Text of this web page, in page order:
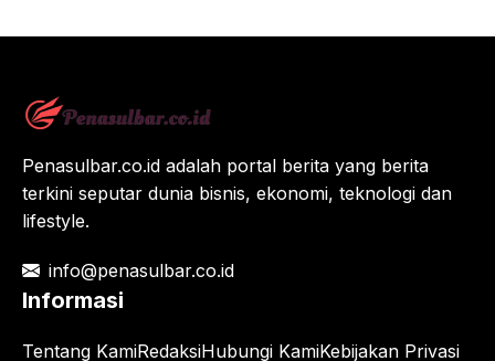
Penasulbar.co.id adalah portal berita yang berita
terkini seputar dunia bisnis, ekonomi, teknologi dan
lifestyle.
info@penasulbar.co.id
Informasi
Tentang KamiRedaksiHubungi KamiKebijakan Privasi